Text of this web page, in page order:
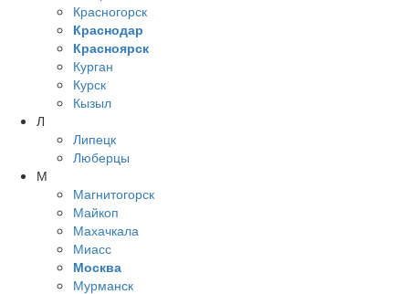
Красногорск
Краснодар
Красноярск
Курган
Курск
Кызыл
Л
Липецк
Люберцы
М
Магнитогорск
Майкоп
Махачкала
Миасс
Москва
Мурманск